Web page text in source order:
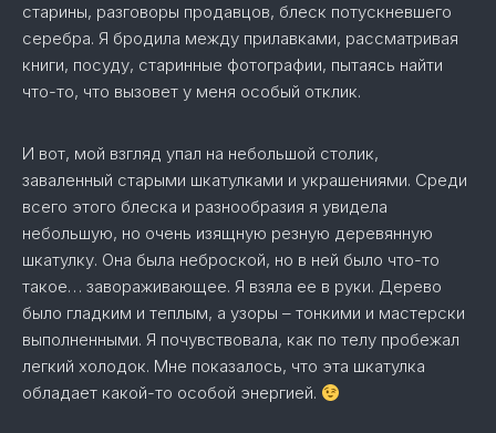
старины, разговоры продавцов, блеск потускневшего
серебра. Я бродила между прилавками, рассматривая
книги, посуду, старинные фотографии, пытаясь найти
что-то, что вызовет у меня особый отклик.
И вот, мой взгляд упал на небольшой столик,
заваленный старыми шкатулками и украшениями. Среди
всего этого блеска и разнообразия я увидела
небольшую, но очень изящную резную деревянную
шкатулку. Она была неброской, но в ней было что-то
такое… завораживающее. Я взяла ее в руки. Дерево
было гладким и теплым, а узоры – тонкими и мастерски
выполненными. Я почувствовала, как по телу пробежал
легкий холодок. Мне показалось, что эта шкатулка
обладает какой-то особой энергией.